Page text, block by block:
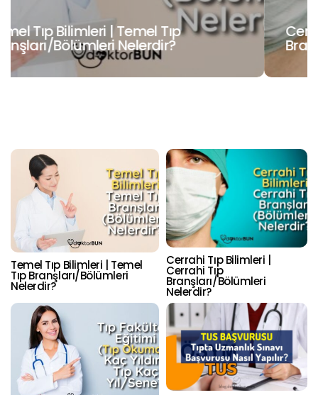
Cerrahi Tıp Bilimleri | Cerrahi Tıp
Branşları/Bölümleri Nelerdir?
Temel Tıp Bilimleri | Temel
Tıp Branşları/Bölümleri
Nelerdir?
Cerrahi Tıp Bilimleri |
Cerrahi Tıp
Branşları/Bölümleri
Nelerdir?